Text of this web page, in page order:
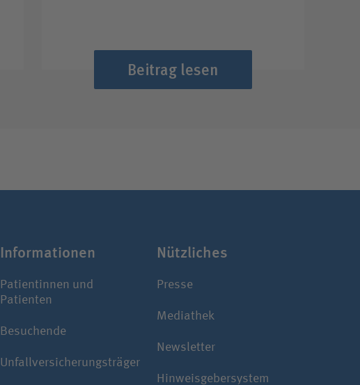
Beitrag lesen
Infor­ma­tionen
Patientinnen und
Patienten
Besuchende
Unfallversicherungsträger
Nützliches
Presse
Mediathek
Newsletter
Hinweisgebersystem